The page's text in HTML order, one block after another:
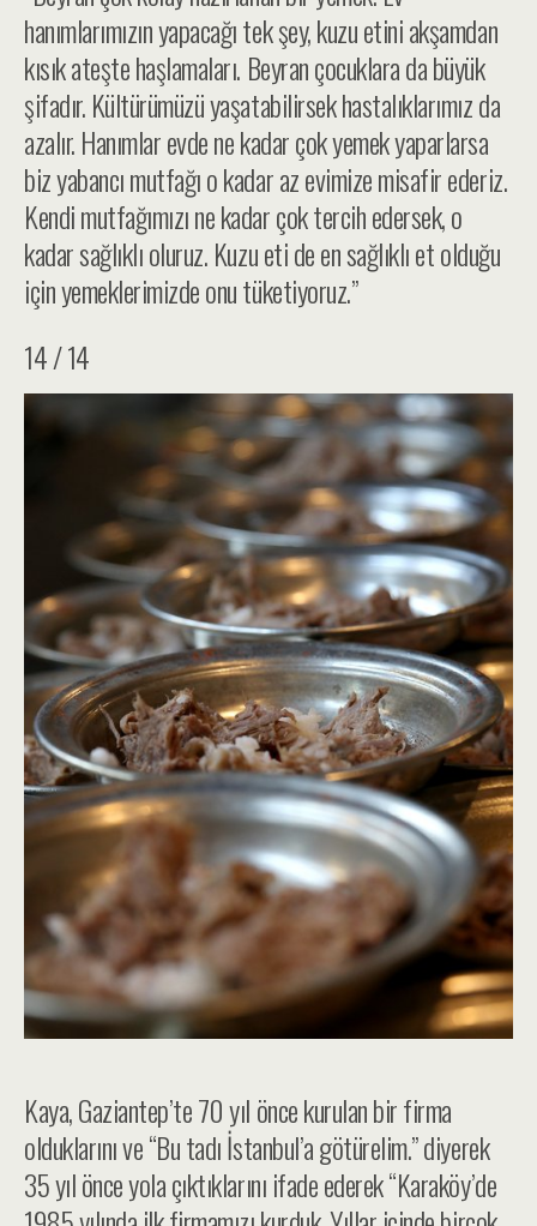
hanımlarımızın yapacağı tek şey, kuzu etini akşamdan
kısık ateşte haşlamaları. Beyran çocuklara da büyük
şifadır. Kültürümüzü yaşatabilirsek hastalıklarımız da
azalır. Hanımlar evde ne kadar çok yemek yaparlarsa
biz yabancı mutfağı o kadar az evimize misafir ederiz.
Kendi mutfağımızı ne kadar çok tercih edersek, o
kadar sağlıklı oluruz. Kuzu eti de en sağlıklı et olduğu
için yemeklerimizde onu tüketiyoruz.”
14 / 14
Kaya, Gaziantep’te 70 yıl önce kurulan bir firma
olduklarını ve “Bu tadı İstanbul’a götürelim.” diyerek
35 yıl önce yola çıktıklarını ifade ederek “Karaköy’de